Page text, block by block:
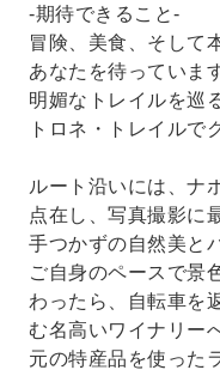
-期待できること-
冒険、美食、そして
あなたを待っていま
明媚なトレイルを巡
トロネ・トレイルで
ルート沿いには、ナ
点在し、写真撮影に
手つかずの自然美と
ご自身のペースで景
わったら、自転車を
む名高いワイナリー
元の特産品を使った